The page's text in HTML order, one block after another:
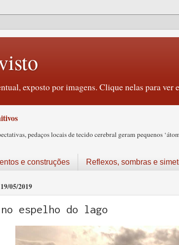
exposto por imagens. Clique nelas para ver
pedaços locais de tecido cerebral geram pequenos
e construções Reflexos, sombras e
19/05/2019
no espelho do lago